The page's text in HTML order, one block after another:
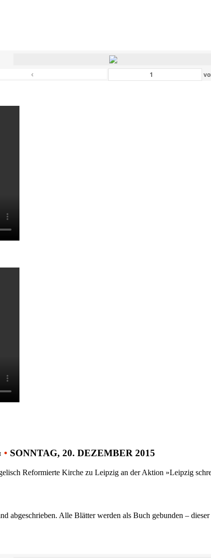
‹
• SONNTAG, 20. DEZEMBER 2015
Reformierte Kirche zu Leipzig an der Aktion »Leipzig
abgeschrieben. Alle Blätter werden als Buch gebunden –